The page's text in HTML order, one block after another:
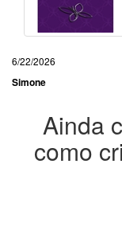
6/22/2026
Simone
Ainda
como